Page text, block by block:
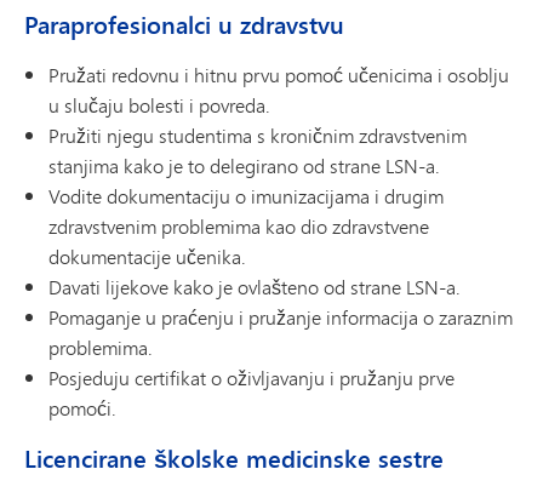
Paraprofesionalci u zdravstvu
Pružati redovnu i hitnu prvu pomoć učenicima i osoblju
u slučaju bolesti i povreda.
Pružiti njegu studentima s kroničnim zdravstvenim
stanjima kako je to delegirano od strane LSN-a.
Vodite dokumentaciju o imunizacijama i drugim
zdravstvenim problemima kao dio zdravstvene
dokumentacije učenika.
Davati lijekove kako je ovlašteno od strane LSN-a.
Pomaganje u praćenju i pružanje informacija o zaraznim
problemima.
Posjeduju certifikat o oživljavanju i pružanju prve
pomoći.
Licencirane školske medicinske sestre